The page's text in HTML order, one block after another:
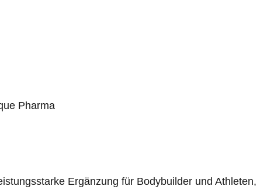
Pharma
Ergänzung für Bodybuilder und Athleten,